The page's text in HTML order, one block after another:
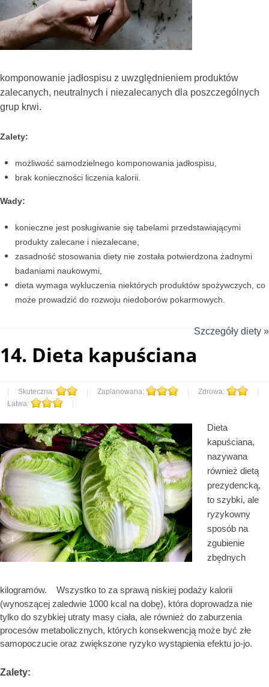
komponowanie jadłospisu z uwzględnieniem produktów
zalecanych, neutralnych i niezalecanych dla poszczególnych
grup krwi.
Zalety:
możliwość samodzielnego komponowania jadłospisu,
brak konieczności liczenia kalorii.
Wady:
konieczne jest posługiwanie się tabelami przedstawiającymi
produkty zalecane i niezalecane,
zasadność stosowania diety nie została potwierdzona żadnymi
badaniami naukowymi,
dieta wymaga wykluczenia niektórych produktów spożywczych, co
może prowadzić do rozwoju niedoborów pokarmowych.
Szczegóły diety »
14. Dieta kapuściana
Skuteczna: Zaplanowana: Zdrowa:
Łatwa:
Dieta
kapuściana,
nazywana
również dietą
prezydencką,
to szybki, ale
ryzykowny
sposób na
zgubienie
zbędnych
kilogramów.
Wszystko to za sprawą niskiej podaży kalorii
(wynoszącej zaledwie 1000 kcal na dobę), która doprowadza nie
tylko do szybkiej utraty masy ciała, ale również do zaburzenia
procesów metabolicznych, których konsekwencją może być złe
samopoczucie oraz zwiększone ryzyko wystąpienia efektu jo-jo.
Zalety: